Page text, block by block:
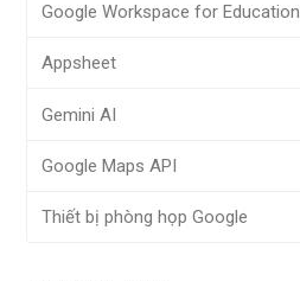
Google Workspace for Education
Appsheet
Gemini AI
Google Maps API
Thiết bị phòng họp Google